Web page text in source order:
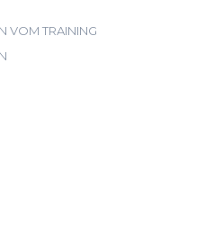
VOM TRAINING